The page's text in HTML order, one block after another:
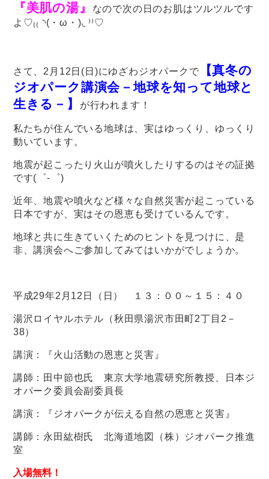
『美肌の湯』
なので次の日のお肌はツルツルです
よ♡₍₍ ◝(・ω・)◟ ⁾⁾♡
さて、2月12日(日)にゆざわジオパークで
【真冬の
ジオパーク講演会－地球を知って地球と
生きる－】
が行われます！
私たちが住んでいる地球は、実はゆっくり、ゆっくり
動いています。
地震が起こったり火山が噴火したりするのはその証拠
です(゜-゜)
近年、地震や噴火など様々な自然災害が起こっている
日本ですが、実はその恩恵も受けているんです。
地球と共に生きていくためのヒントを見つけに、是
非、講演会へご参加してみてはいかがでしょうか。
平成29年2月12日（日） １３：００～１５：４０
湯沢ロイヤルホテル（秋田県湯沢市田町2丁目2－
38）
講演：『火山活動の恩恵と災害』
講師：田中節也氏 東京大学地震研究所教授、日本ジ
オパーク委員会副委員長
講演：『ジオパークが伝える自然の恩恵と災害』
講師：永田紘樹氏 北海道地図（株）ジオパーク推進
室
入場無料！